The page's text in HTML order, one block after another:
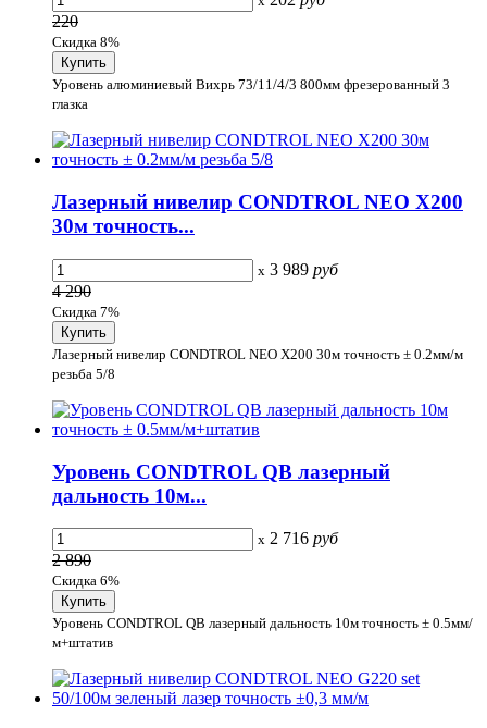
220
Скидка 8%
Уровень алюминиевый Вихрь 73/11/4/3 800мм фрезерованный 3
глазка
Лазерный нивелир CONDTROL NEO X200
30м точность...
x 3 989 руб
4 290
Скидка 7%
Лазерный нивелир CONDTROL NEO X200 30м точность ± 0.2мм/м
резьба 5/8
Уровень CONDTROL QB лазерный
дальность 10м...
x 2 716 руб
2 890
Скидка 6%
Уровень CONDTROL QB лазерный дальность 10м точность ± 0.5мм/
м+штатив